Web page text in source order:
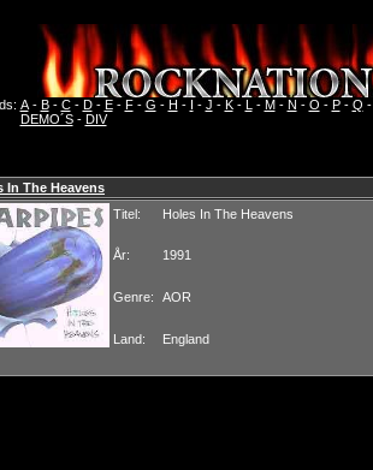
A- B- C- D- E- F- G - H - I - J - K- L - M- N - O - P- Q -
DEMO´S- DIV
In The Heavens
Titel:
Holes In The Heavens
År: 1991
Genre: AOR
Land: England